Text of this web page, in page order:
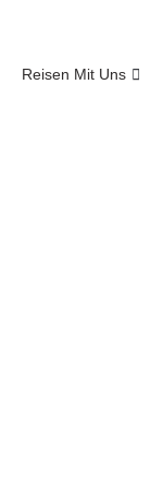
Reisen Mit Uns